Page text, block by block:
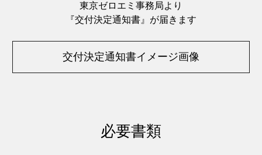
東京ゼロエミ事務局より
『交付決定通知書』が届きます
交付決定通知書イメージ画像
必要書類